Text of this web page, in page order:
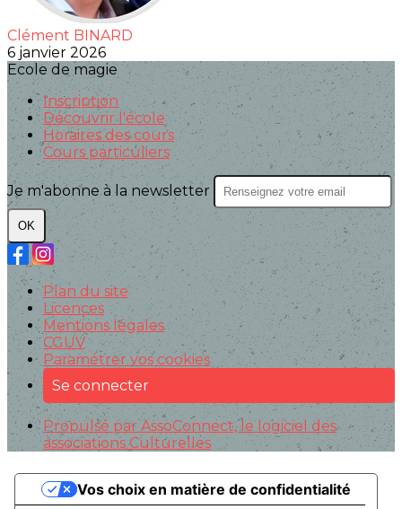
Clément BINARD
6 janvier 2026
Ecole de magie
Inscription
Découvrir l'école
Horaires des cours
Cours particuliers
Je m'abonne à la newsletter
OK
Plan du site
Licences
Mentions légales
CGUV
Paramétrer vos cookies
Se connecter
Propulsé par AssoConnect, le logiciel des
associations Culturelles
Vos choix en matière de confidentialité